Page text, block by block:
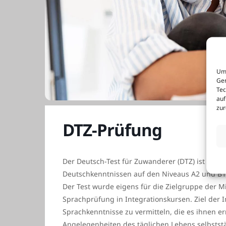
DTZ-Prüfung
Der Deutsch-Test für Zuwanderer (DTZ) ist
Deutschkenntnissen auf den Niveaus A2 und
Der Test wurde eigens für die Zielgruppe der
Sprachprüfung in Integrationskursen. Ziel der
Sprachkenntnisse zu vermitteln, die es ihnen